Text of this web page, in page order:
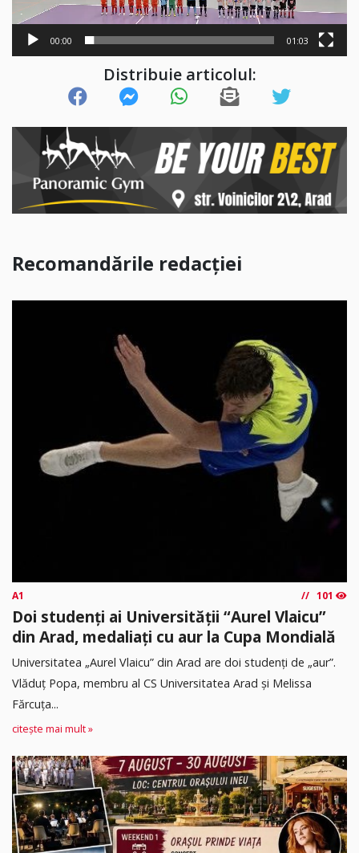
00:00 01:03
Distribuie articolul:
Recomandările redacției
A1 101
Doi studenți ai Universității “Aurel Vlaicu”
din Arad, medaliați cu aur la Cupa Mondială
Universitatea „Aurel Vlaicu” din Arad are doi studenți de „aur”.
Vlăduț Popa, membru al CS Universitatea Arad și Melissa
Fărcuța...
citește mai mult »